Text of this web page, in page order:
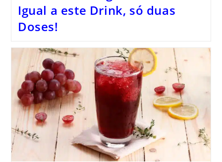
Igual a este Drink, só duas
Doses!